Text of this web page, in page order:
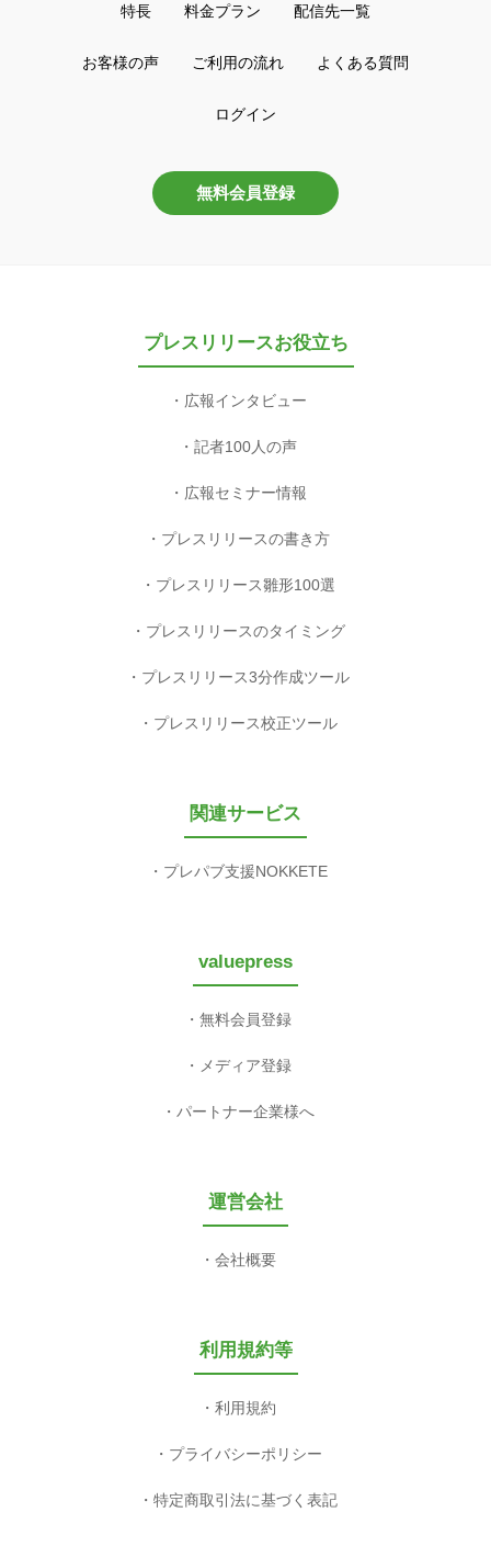
特長 料金プラン 配信先一覧
お客様の声 ご利用の流れ よくある質問
ログイン
無料会員登録
プレスリリースお役立ち
広報インタビュー
記者100人の声
広報セミナー情報
プレスリリースの書き方
プレスリリース雛形100選
プレスリリースのタイミング
プレスリリース3分作成ツール
プレスリリース校正ツール
関連サービス
プレパブ支援NOKKETE
valuepress
無料会員登録
メディア登録
パートナー企業様へ
運営会社
会社概要
利用規約等
利用規約
プライバシーポリシー
特定商取引法に基づく表記